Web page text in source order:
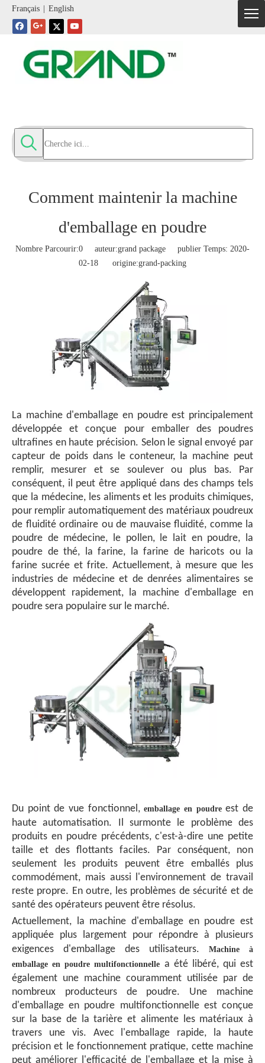
Français English
Comment maintenir la machine
d'emballage en poudre
Nombre Parcourir:0 auteur:grand package publier Temps: 2020-
02-18 origine:grand-packing
La machine d'emballage en poudre est principalement
développée et conçue pour emballer des poudres
ultrafines en haute précision. Selon le signal envoyé par
capteur de poids dans le conteneur, la machine peut
remplir, mesurer et se soulever ou plus bas. Par
conséquent, il peut être appliqué dans des champs tels
que la médecine, les aliments et les produits chimiques,
pour remplir automatiquement des matériaux poudreux
de fluidité ordinaire ou de mauvaise fluidité, comme la
poudre de médecine, le pollen, le lait en poudre, la
poudre de thé, la farine, la farine de haricots ou la
farine sucrée et frite. Actuellement, à mesure que les
industries de médecine et de denrées alimentaires se
développent rapidement, la machine d'emballage en
poudre sera populaire sur le marché.
Du point de vue fonctionnel,emballage en poudre est de
haute automatisation. Il surmonte le problème des
produits en poudre précédents, c'est-à-dire une petite
taille et des flottants faciles. Par conséquent, non
seulement les produits peuvent être emballés plus
commodément, mais aussi l'environnement de travail
reste propre. En outre, les problèmes de sécurité et de
santé des opérateurs peuvent être résolus.
Actuellement, la machine d'emballage en poudre est
appliquée plus largement pour répondre à plusieurs
exigences d'emballage des utilisateurs.
Machine à
emballage en poudre multifonctionnelle a été libéré, qui est
également une machine couramment utilisée par de
nombreux producteurs de poudre. Une machine
d'emballage en poudre multifonctionnelle est conçue
sur la base de la tarière et alimente les matériaux à
travers une vis. Avec l'emballage rapide, la haute
précision et le fonctionnement pratique, cette machine
peut améliorer l'efficacité de l'emballage et la mise à